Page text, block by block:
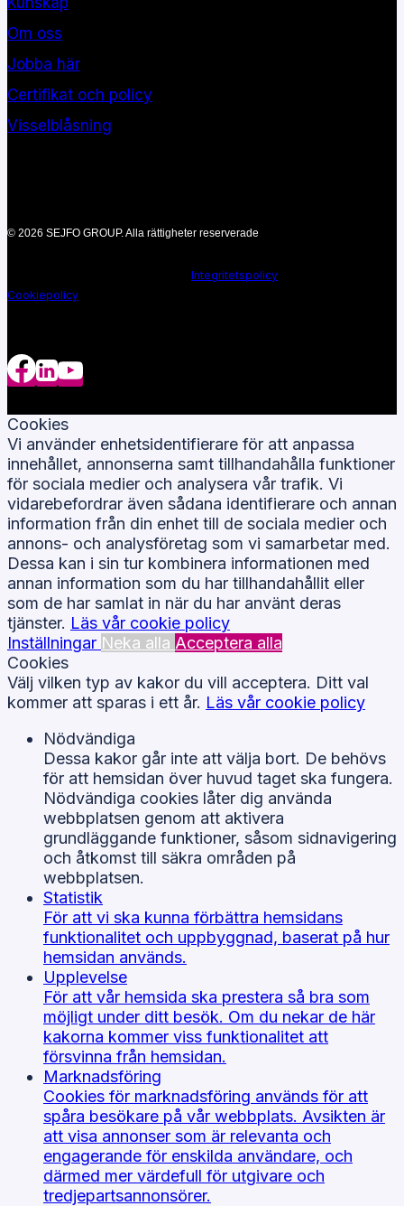
Om oss
Jobba här
Certifikat och policy
Visselblåsning
© 2026 SEJFO GROUP. Alla rättigheter reserverade
Integritetspolicy
Cookiepolicy
Cookies
Vi använder enhetsidentifierare för att anpassa
innehållet, annonserna samt tillhandahålla funktioner
för sociala medier och analysera vår trafik. Vi
vidarebefordrar även sådana identifierare och annan
information från din enhet till de sociala medier och
annons- och analysföretag som vi samarbetar med.
Dessa kan i sin tur kombinera informationen med
annan information som du har tillhandahållit eller
som de har samlat in när du har använt deras
tjänster. Läs vår cookie policy
Inställningar Neka alla Acceptera alla
Cookies
Välj vilken typ av kakor du vill acceptera. Ditt val
kommer att sparas i ett år. Läs vår cookie policy
Nödvändiga
Dessa kakor går inte att välja bort. De behövs
för att hemsidan över huvud taget ska fungera.
Nödvändiga cookies låter dig använda
webbplatsen genom att aktivera
grundläggande funktioner, såsom sidnavigering
och åtkomst till säkra områden på
webbplatsen.
Statistik
För att vi ska kunna förbättra hemsidans
funktionalitet och uppbyggnad, baserat på hur
hemsidan används.
Upplevelse
För att vår hemsida ska prestera så bra som
möjligt under ditt besök. Om du nekar de här
kakorna kommer viss funktionalitet att
försvinna från hemsidan.
Marknadsföring
Cookies för marknadsföring används för att
spåra besökare på vår webbplats. Avsikten är
att visa annonser som är relevanta och
engagerande för enskilda användare, och
därmed mer värdefull för utgivare och
tredjepartsannonsörer.